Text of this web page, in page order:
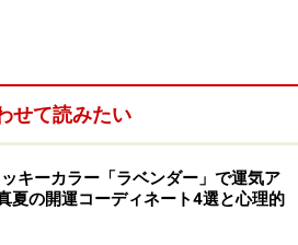
るので、ちょっと複雑で曖昧なイ
た寒色系カラーは「ブルー系」の
れる色として根強い人気を誇って
せて読みたい
キーカラー「ラベンダー」で運気ア
夏の開運コーディネート4選と心理的